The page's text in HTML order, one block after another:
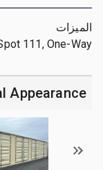
الميزات
111, One-Way
Appearance